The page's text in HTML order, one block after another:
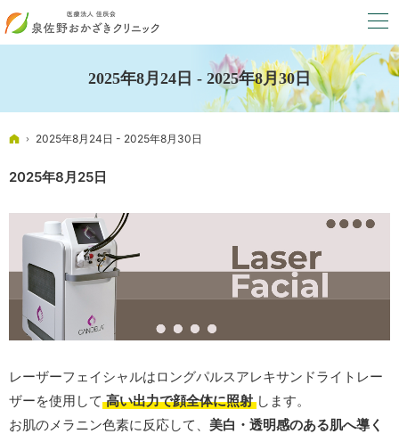
2025年8月24日 - 2025年8月30日
ホーム
2025年8月24日 - 2025年8月30日
2025年8月25日
レーザーフェイシャルはロングパルスアレキサンドライトレー
ザーを使用して 高い出力で顔全体に照射します。
お肌のメラニン色素に反応して、 美白・透明感のある肌へ導く